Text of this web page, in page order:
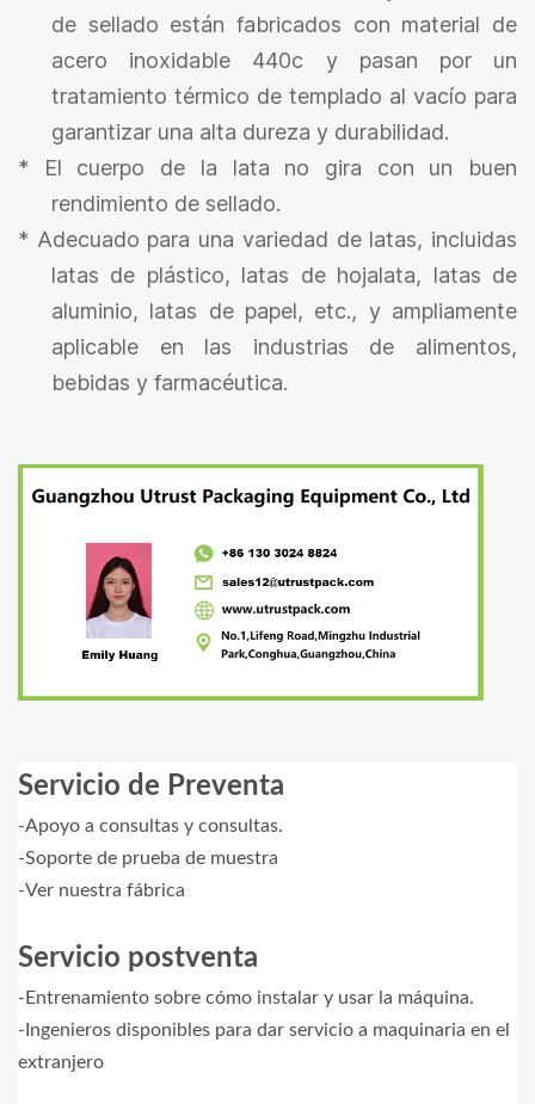
de sellado están fabricados con material de
acero inoxidable 440c y pasan por un
tratamiento térmico de templado al vacío para
garantizar una alta dureza y durabilidad.
*
El cuerpo de la lata no gira con un buen
rendimiento de sellado.
* Adecuado para una variedad de latas, incluidas
latas de plástico, latas de hojalata, latas de
aluminio, latas de papel, etc., y ampliamente
aplicable en las industrias de alimentos,
bebidas y farmacéutica.
Servicio de Preventa
-Apoyo a consultas y consultas.
-Soporte de prueba de muestra
-Ver nuestra fábrica
Servicio postventa
-Entrenamiento sobre cómo instalar y usar la máquina.
-Ingenieros disponibles para dar servicio a maquinaria en el
extranjero